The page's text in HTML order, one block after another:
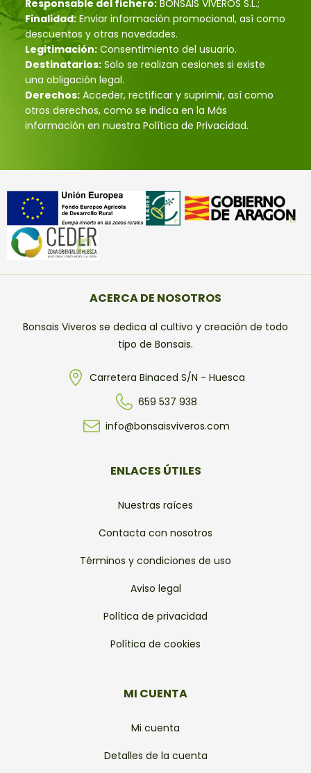
Responsable del fichero: BONSÁIS VIVEROS S.L.;
Finalidad: Enviar información promocional, así como
descuentos y otras novedades.
Legitimación: Consentimiento del usuario.
Destinatarios: Solo se realizan cesiones si existe
una obligación legal.
Derechos: Acceder, rectificar y suprimir, así como
otros derechos, como se indica en la Más
información en nuestra Política de Privacidad.
ACERCA DE NOSOTROS
Bonsais Viveros se dedica al cultivo y creación de todo
tipo de Bonsais.
Carretera Binaced S/N - Huesca
659 537 938
info@bonsaisviveros.com
ENLACES ÚTILES
Nuestras raíces
Contacta con nosotros
Términos y condiciones de uso
Aviso legal
Política de privacidad
Política de cookies
MI CUENTA
Mi cuenta
Detalles de la cuenta